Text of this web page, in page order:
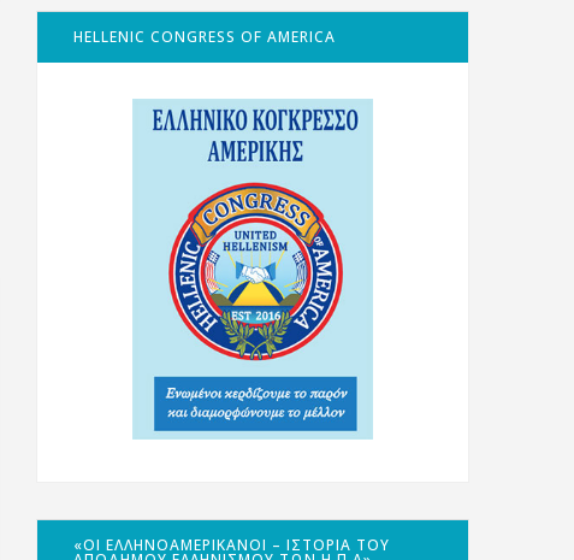
HELLENIC CONGRESS OF AMERICA
«ΟΙ ΕΛΛΗΝΟΑΜΕΡΙΚΑΝΟΊ – ΙΣΤΟΡΊΑ ΤΟΥ